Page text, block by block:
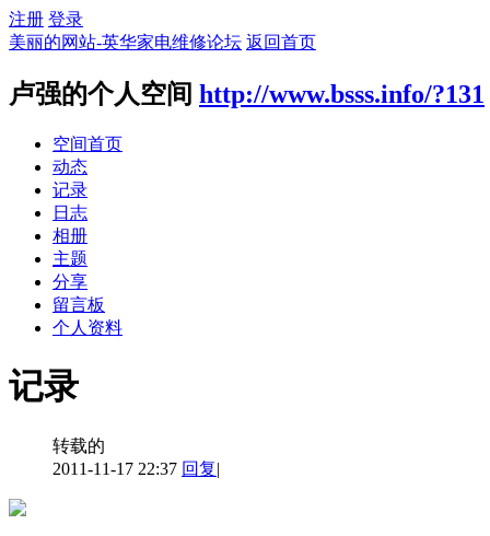
注册 登录
美丽的网站-英华家电维修论坛 返回首页
卢强的个人空间 http://www.bsss.info/?131
空间首页
动态
记录
日志
相册
主题
分享
留言板
个人资料
记录
转载的
2011-11-17 22:37 回复|